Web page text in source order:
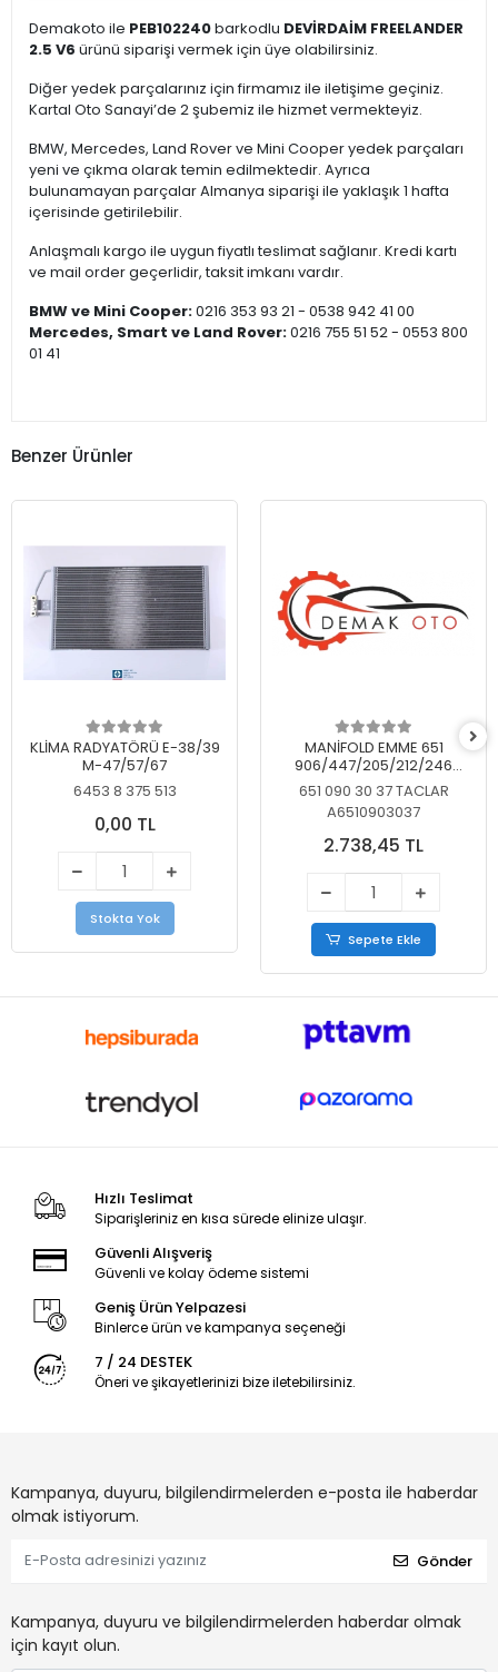
Demakoto ile PEB102240barkodlu DEVİRDAİM FREELANDER
2.5 V6 ürünü siparişi vermek için üye olabilirsiniz.
Diğer yedek parçalarınız için firmamız ile iletişime geçiniz.
Kartal Oto Sanayi’de 2 şubemiz ile hizmet vermekteyiz.
BMW, Mercedes, Land Rover ve Mini Cooper yedek parçaları
yeni ve çıkma olarak temin edilmektedir. Ayrıca
bulunamayan parçalar Almanya siparişi ile yaklaşık 1 hafta
içerisinde getirilebilir.
Anlaşmalı kargo ile uygun fiyatlı teslimat sağlanır. Kredi kartı
ve mail order geçerlidir, taksit imkanı vardır.
BMW ve Mini Cooper:0216 353 93 21 - 0538 942 41 00
Mercedes, Smart ve Land Rover:0216 755 51 52 - 0553 800
01 41
Benzer Ürünler
KLİMA RADYATÖRÜ E-38/39
M-47/57/67
6453 8 375 513
0,00 TL
Stokta Yok
MANİFOLD EMME 651
906/447/205/212/246
KELEBEKSİZ
651 090 30 37 TACLAR
A6510903037
2.738,45 TL
Sepete Ekle
Hızlı Teslimat
Siparişleriniz en kısa sürede elinize ulaşır.
Güvenli Alışveriş
Güvenli ve kolay ödeme sistemi
Geniş Ürün Yelpazesi
Binlerce ürün ve kampanya seçeneği
7 / 24 DESTEK
Öneri ve şikayetlerinizi bize iletebilirsiniz.
Kampanya, duyuru, bilgilendirmelerden e-posta ile haberdar
olmak istiyorum.
Gönder
Kampanya, duyuru ve bilgilendirmelerden haberdar olmak
için kayıt olun.